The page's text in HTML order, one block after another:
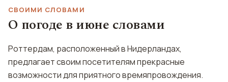
СВОИМИ СЛОВАМИ
О погоде в июне словами
Роттердам, расположенный в Нидерландах,
предлагает своим посетителям прекрасные
возможности для приятного времяпровождения.